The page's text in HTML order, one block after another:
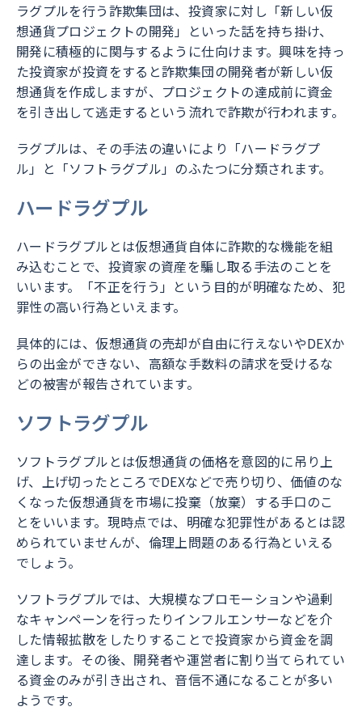
ラグプルを行う詐欺集団は、投資家に対し「新しい仮
想通貨プロジェクトの開発」といった話を持ち掛け、
開発に積極的に関与するように仕向けます。興味を持っ
た投資家が投資をすると詐欺集団の開発者が新しい仮
想通貨を作成しますが、プロジェクトの達成前に資金
を引き出して逃走するという流れで詐欺が行われます。
ラグプルは、その手法の違いにより「ハードラグプ
ル」と「ソフトラグプル」のふたつに分類されます。
ハードラグプル
ハードラグプルとは仮想通貨自体に詐欺的な機能を組
み込むことで、投資家の資産を騙し取る手法のことを
いいます。「不正を行う」という目的が明確なため、犯
罪性の高い行為といえます。
具体的には、仮想通貨の売却が自由に行えないやDEXか
らの出金ができない、高額な手数料の請求を受けるな
どの被害が報告されています。
ソフトラグプル
ソフトラグプルとは仮想通貨の価格を意図的に吊り上
げ、上げ切ったところでDEXなどで売り切り、価値のな
くなった仮想通貨を市場に投棄（放棄）する手口のこ
とをいいます。現時点では、明確な犯罪性があるとは認
められていませんが、倫理上問題のある行為といえる
でしょう。
ソフトラグプルでは、大規模なプロモーションや過剰
なキャンペーンを行ったりインフルエンサーなどを介
した情報拡散をしたりすることで投資家から資金を調
達します。その後、開発者や運営者に割り当てられてい
る資金のみが引き出され、音信不通になることが多い
ようです。